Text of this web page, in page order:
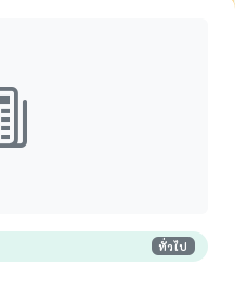
ทั่วไป